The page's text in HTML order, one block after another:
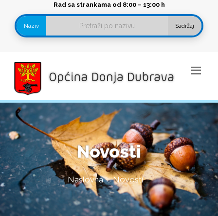
Rad sa strankama od 8:00 – 13:00 h
Naziv Sadržaj
Novosti
Naslovna Novosti